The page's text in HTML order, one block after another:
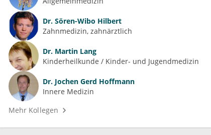
Dr. Sören-Wibo Hilbert
Zahnmedizin, zahnärztlich
Dr. Martin Lang
Kinderheilkunde / Kinder- und Jugendmedizin
Dr. Jochen Gerd Hoffmann
Innere Medizin
Mehr Kollegen